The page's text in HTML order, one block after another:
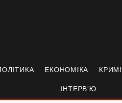
ЕКОНОМІКА
ІНТЕРВ’Ю